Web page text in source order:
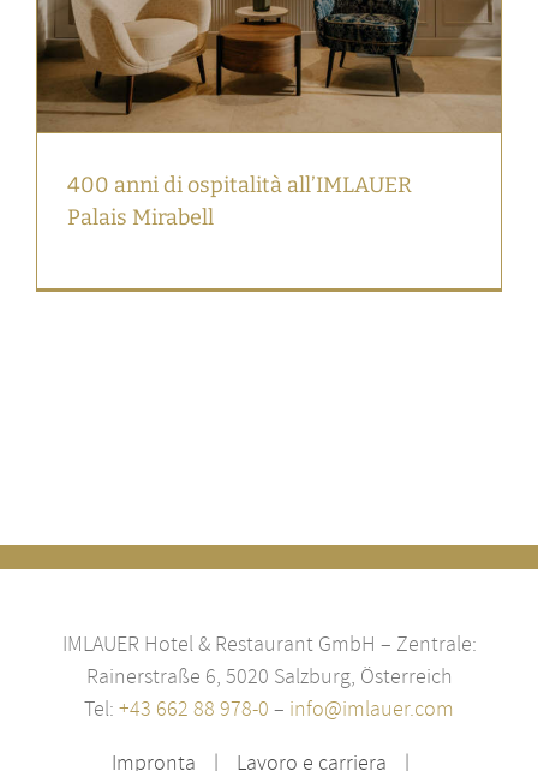
400 anni di ospitalità all’IMLAUER
Palais Mirabell
IMLAUER Hotel & Restaurant GmbH – Zentrale:
Rainerstraße 6, 5020 Salzburg, Österreich
Tel: +43 662 88 978-0 – info@imlauer.com
Impronta
Lavoro e carriera